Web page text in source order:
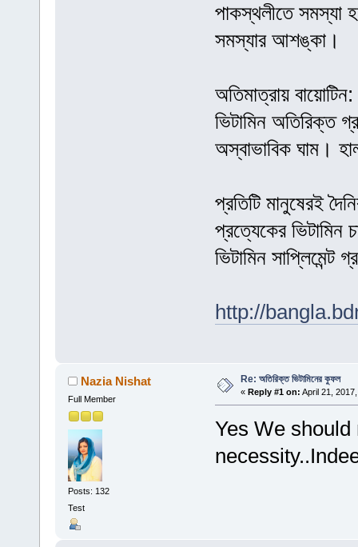
পাকস্থলীতে সমস্যা
সমস্যার আশঙ্কা।
অতিমাত্রায়
ভিটামিন অতিরিক্ত
অস্বাভাবিক ঘাম।
প্রতিটি মানুষেরই
প্রত্যেকের
ভিটামিন
http://
Nazia Nishat
Full Member
Posts: 132
Test
Re: অতিরিক্ত ভিটামিনের কুফল
« Reply #1 on: April 21,
Yes We